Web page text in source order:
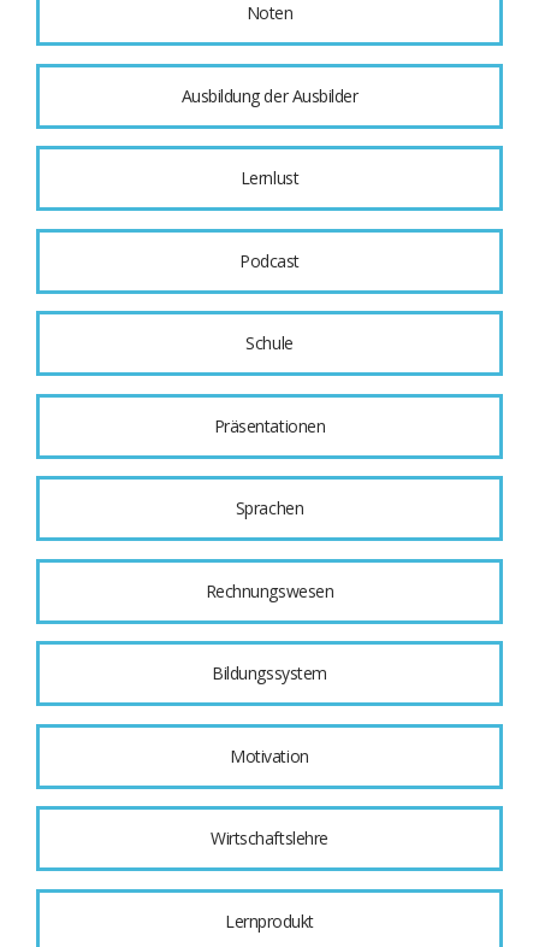
Noten
Ausbildung der Ausbilder
Lernlust
Podcast
Schule
Präsentationen
Sprachen
Rechnungswesen
Bildungssystem
Motivation
Wirtschaftslehre
Lernprodukt